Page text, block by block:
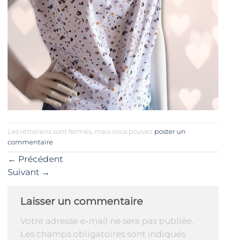
Les rétroliens sont fermés, mais vous pouvez poster un
commentaire
← Précédent
Suivant →
Laisser un commentaire
Votre adresse e-mail ne sera pas publiée.
Les champs obligatoires sont indiqués